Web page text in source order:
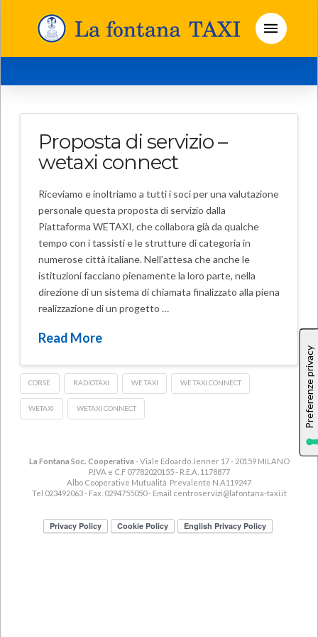
Proposta di servizio –
wetaxi connect
Riceviamo e inoltriamo a tutti i soci per una valutazione
personale questa proposta di servizio dalla
Piattaforma WETAXI, che collabora già da qualche
tempo con i tassisti e le strutture di categoria in
numerose città italiane. Nell’attesa che anche le
istituzioni facciano pienamente la loro parte, nella
direzione di un sistema di chiamata finalizzato alla piena
realizzazione di un progetto …
Read More
CORSE RADIOTAXI WE TAXI WE TAXI CONNECT
WETAXI WETAXI CONNECT
La Fontana Soc. Cooperativa - Viale Edoardo Jenner 17 - 20159 MILANO
P.IVA e C.F 07782020155 - R.E.A. 1178877
Albo Cooperative Mutualità Prevalente N.A119247
Tel 023492063 - Fax. 0294755050 - Email centroservizi@lafontana-taxi.it